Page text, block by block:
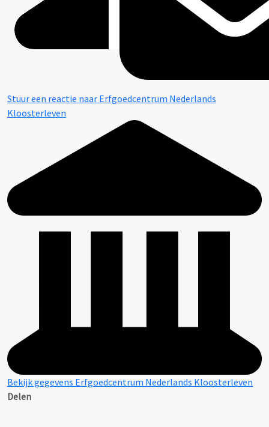
Stuur een reactie naar Erfgoedcentrum Nederlands
Kloosterleven
Bekijk gegevens Erfgoedcentrum Nederlands Kloosterleven
Delen